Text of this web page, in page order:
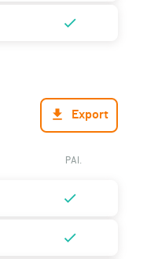
Export
PAI.